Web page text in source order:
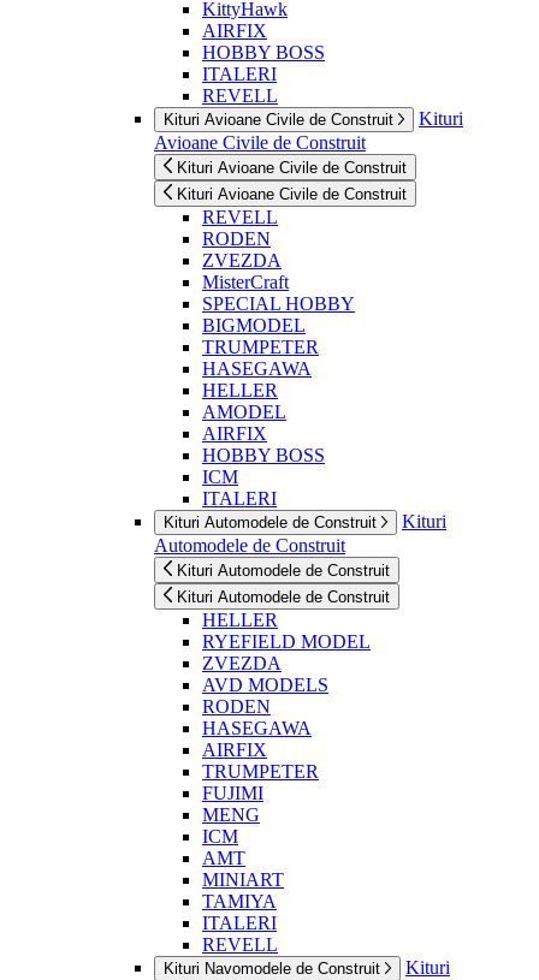
KittyHawk
AIRFIX
HOBBY BOSS
ITALERI
REVELL
Kituri Avioane Civile de Construit
Kituri
Avioane Civile de Construit
Kituri Avioane Civile de Construit
Kituri Avioane Civile de Construit
REVELL
RODEN
ZVEZDA
MisterCraft
SPECIAL HOBBY
BIGMODEL
TRUMPETER
HASEGAWA
HELLER
AMODEL
AIRFIX
HOBBY BOSS
ICM
ITALERI
Kituri Automodele de Construit
Kituri
Automodele de Construit
Kituri Automodele de Construit
Kituri Automodele de Construit
HELLER
RYEFIELD MODEL
ZVEZDA
AVD MODELS
RODEN
HASEGAWA
AIRFIX
TRUMPETER
FUJIMI
MENG
ICM
AMT
MINIART
TAMIYA
ITALERI
REVELL
Kituri Navomodele de Construit
Kituri